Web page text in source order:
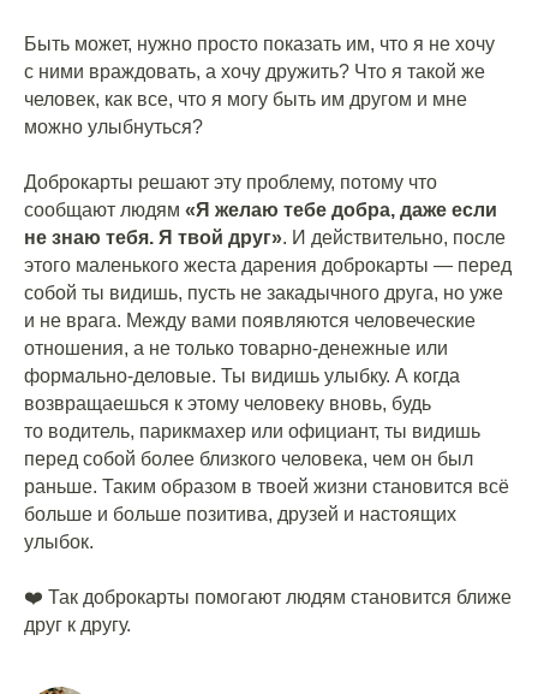
Быть может, нужно просто показать им, что я не хочу
с ними враждовать, а хочу дружить? Что я такой же
человек, как все, что я могу быть им другом и мне
можно улыбнуться?
Доброкарты решают эту проблему, потому что
сообщают людям «Я желаю тебе добра, даже если
не знаю тебя. Я твой друг». И действительно, после
этого маленького жеста дарения доброкарты — перед
собой ты видишь, пусть не закадычного друга, но уже
и не врага. Между вами появляются человеческие
отношения, а не только товарно-денежные или
формально-деловые. Ты видишь улыбку. А когда
возвращаешься к этому человеку вновь, будь
то водитель, парикмахер или официант, ты видишь
перед собой более близкого человека, чем он был
раньше. Таким образом в твоей жизни становится всё
больше и больше позитива, друзей и настоящих
улыбок.
❤️ Так доброкарты помогают людям становится ближе
друг к другу.